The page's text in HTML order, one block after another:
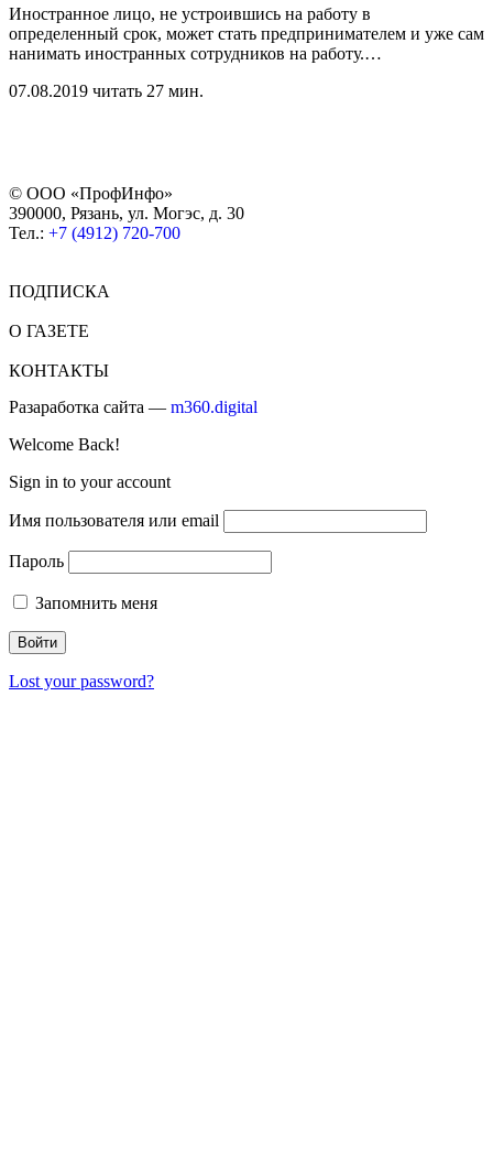
Иностранное лицо, не устроившись на работу в
определенный срок, может стать предпринимателем и уже сам
нанимать иностранных сотрудников на работу.…
07.08.2019 читать 27 мин.
© ООО «ПрофИнфо»
390000, Рязань, ул. Могэс, д. 30
Тел.: +7 (4912) 720-700
ПОДПИСКА
О ГАЗЕТЕ
КОНТАКТЫ
Разаработка сайта — m360.digital
Welcome Back!
Sign in to your account
Имя пользователя или email
Пароль
Запомнить меня
Lost your password?